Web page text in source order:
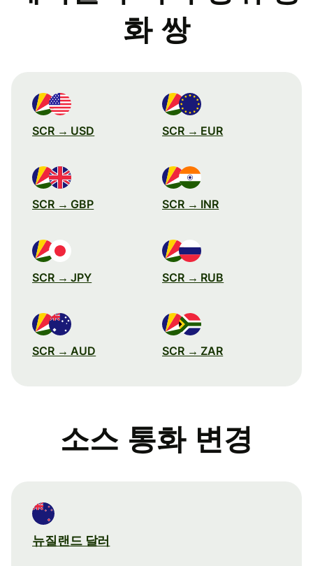
화 쌍
SCR → USD SCR → EUR
SCR → GBP SCR → INR
SCR → JPY SCR → RUB
SCR → AUD SCR → ZAR
소스 통화 변경
뉴질랜드 달러